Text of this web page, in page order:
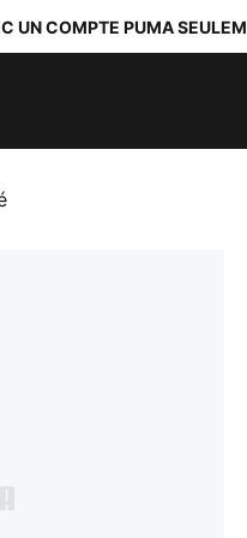
UN COMPTE PUMA